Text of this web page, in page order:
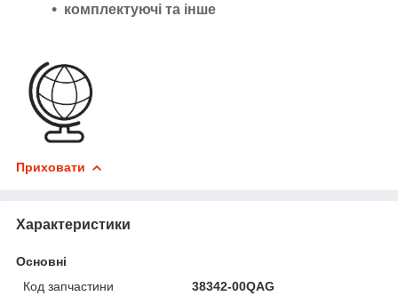
комплектуючі та інше
Приховати
Характеристики
Основні
Код запчастини
38342-00QAG